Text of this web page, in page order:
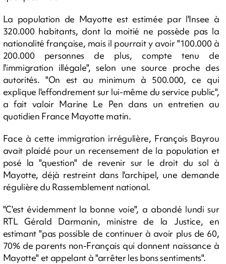
La population de Mayotte est estimée par l'Insee à
320.000 habitants, dont la moitié ne possède pas la
nationalité française, mais il pourrait y avoir "100.000 à
200.000 personnes de plus, compte tenu de
l'immigration illégale", selon une source proche des
autorités. "On est au minimum à 500.000, ce qui
explique l'effondrement sur lui-même du service public",
a fait valoir Marine Le Pen dans un entretien au
quotidien France Mayotte matin.
Face à cette immigration irrégulière, François Bayrou
avait plaidé pour un recensement de la population et
posé la "question" de revenir sur le droit du sol à
Mayotte, déjà restreint dans l'archipel, une demande
régulière du Rassemblement national.
"C'est évidemment la bonne voie", a abondé lundi sur
RTL Gérald Darmanin, ministre de la Justice, en
estimant "pas possible de continuer à avoir plus de 60,
70% de parents non-Français qui donnent naissance à
Mayotte" et appelant à "arrêter les bons sentiments".